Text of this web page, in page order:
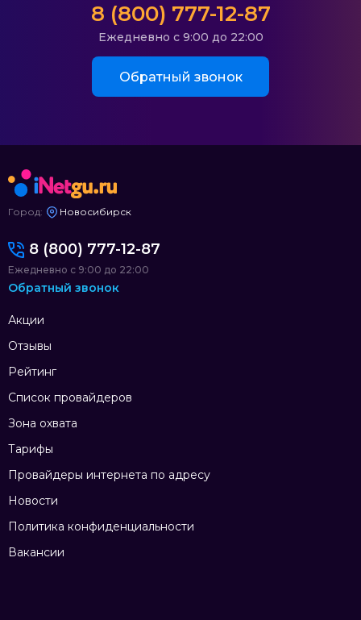
8 (800) 777-12-87
Ежедневно с 9:00 до 22:00
Обратный звонок
Город: Новосибирск
Акции
Отзывы
Рейтинг
Список провайдеров
Зона охвата
Тарифы
Провайдеры интернета по адресу
Новости
Политика конфиденциальности
Вакансии
8 (800) 777-12-87
Ежедневно с 9:00 до 22:00
Обратный звонок